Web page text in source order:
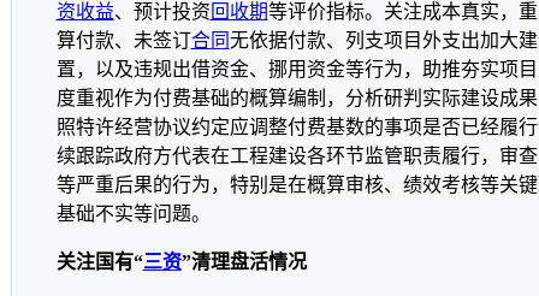
资收益、预计投资回收期等评价指标。关注成本真实，
算付款、未签订合同无依据付款、列支项目外支出加大
置，以及违规出借资金、挪用资金等行为，助推夯实项
度重视作为付费基础的概算编制，分析研判实际建设成
照特许经营协议约定应调整付费基数的事项是否已经履
续跟踪政府方代表在工程建设各环节监管职责履行，审
等严重后果的行为，特别是在概算审核、绩效考核等关
基础不实等问题。
关注国有“三资”清理盘活情况